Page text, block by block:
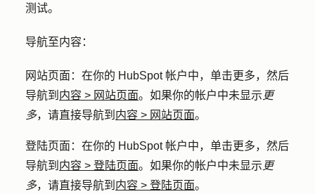
测试。
导航至内容：
网站页面 ：在你的 HubSpot 帐户中，单击更多，然后
导航到 内容 > 网站页面。如果你的帐户中未显示 更
多，请直接导航到 内容 > 网站页面。
登陆页面 ：在你的 HubSpot 帐户中，单击更多，然后
导航到 内容 > 登陆页面。如果你的帐户中未显示 更
多，请直接导航到 内容 > 登陆页面。